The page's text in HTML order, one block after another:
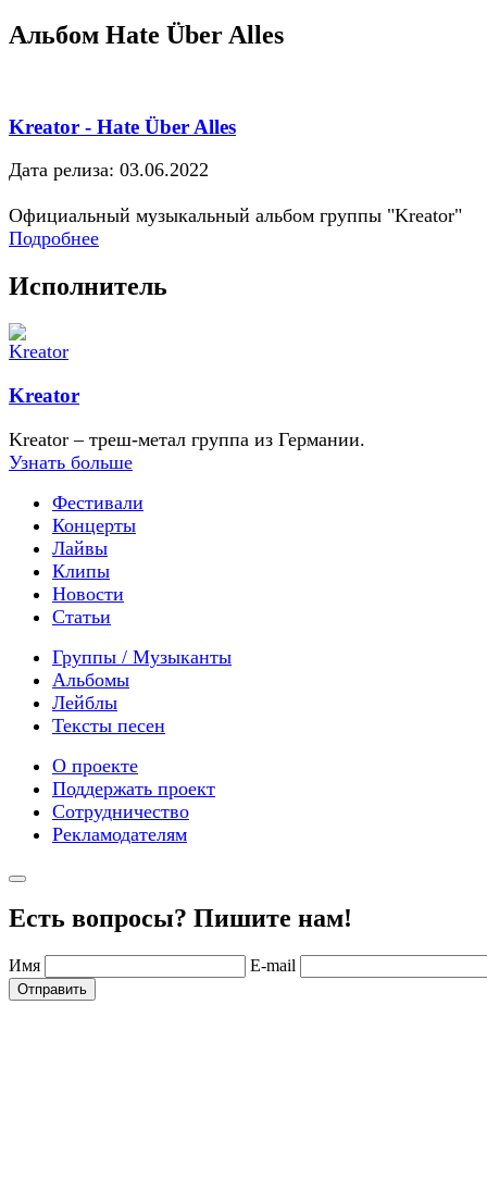
Альбом Hate Über Alles
Kreator - Hate Über Alles
Дата релиза: 03.06.2022
Официальный музыкальный альбом группы "Kreator"
Подробнее
Исполнитель
Kreator
Kreator – треш-метал группа из Германии.
Узнать больше
Фестивали
Концерты
Лайвы
Клипы
Новости
Статьи
Группы / Музыканты
Альбомы
Лейблы
Тексты песен
О проекте
Поддержать проект
Сотрудничество
Рекламодателям
Есть вопросы? Пишите нам!
Имя E-mail